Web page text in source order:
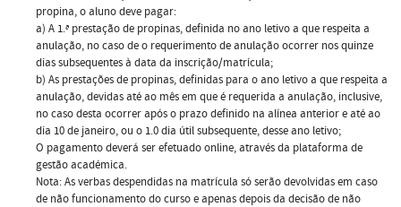
propina, o aluno deve pagar:
a) A 1.ª prestação de propinas, definida no ano letivo a que respeita a
anulação, no caso de o requerimento de anulação ocorrer nos quinze
dias subsequentes à data da inscrição/matrícula;
b) As prestações de propinas, definidas para o ano letivo a que respeita a
anulação, devidas até ao mês em que é requerida a anulação, inclusive,
no caso desta ocorrer após o prazo definido na alínea anterior e até ao
dia 10 de janeiro, ou o 1.0 dia útil subsequente, desse ano letivo;
O pagamento deverá ser efetuado online, através da plataforma de
gestão académica.
Nota: As verbas despendidas na matrícula só serão devolvidas em caso
de não funcionamento do curso e apenas depois da decisão de não